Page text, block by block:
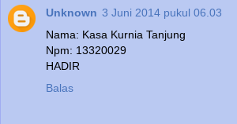
Unknown 3 Juni 2014 pukul 06.03
Nama: Kasa Kurnia Tanjung
Npm: 13320029
HADIR
Balas